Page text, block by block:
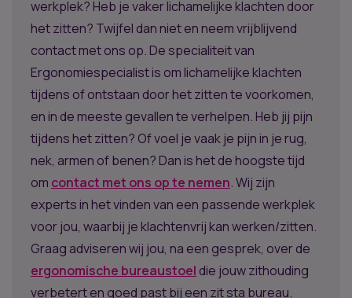
werkplek? Heb je vaker lichamelijke klachten door
het zitten? Twijfel dan niet en neem vrijblijvend
contact met ons op. De specialiteit van
Ergonomiespecialist is om lichamelijke klachten
tijdens of ontstaan door het zitten te voorkomen,
en in de meeste gevallen te verhelpen. Heb jij pijn
tijdens het zitten? Of voel je vaak je pijn in je rug,
nek, armen of benen? Dan is het de hoogste tijd
om contact met ons op te nemen. Wij zijn
experts in het vinden van een passende werkplek
voor jou, waarbij je klachtenvrij kan werken/zitten.
Graag adviseren wij jou, na een gesprek, over de
ergonomische bureaustoel die jouw zithouding
verbetert en goed past bij een zit sta bureau.